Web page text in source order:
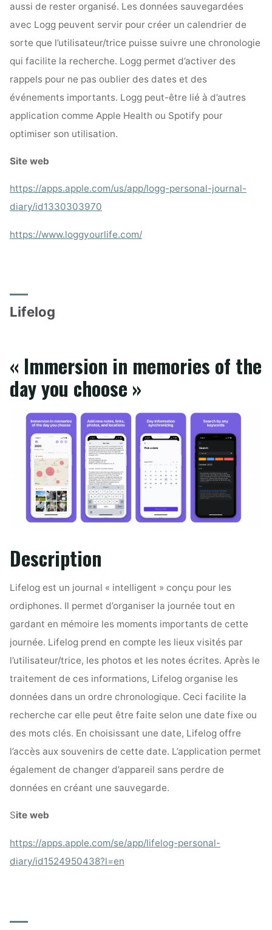
aussi de rester organisé. Les données sauvegardées
avec Logg peuvent servir pour créer un calendrier de
sorte que l’utilisateur/trice puisse suivre une chronologie
qui facilite la recherche. Logg permet d’activer des
rappels pour ne pas oublier des dates et des
événements importants. Logg peut-être lié à d’autres
application comme Apple Health ou Spotify pour
optimiser son utilisation.
Site web
https://apps.apple.com/us/app/logg-personal-journal-
diary/id1330303970
https://www.loggyourlife.com/
Lifelog
« Immersion in memories of the
day you choose »
Description
Lifelog est un journal « intelligent » conçu pour les
ordiphones. Il permet d’organiser la journée tout en
gardant en mémoire les moments importants de cette
journée. Lifelog prend en compte les lieux visités par
l’utilisateur/trice, les photos et les notes écrites. Après le
traitement de ces informations, Lifelog organise les
données dans un ordre chronologique. Ceci facilite la
recherche car elle peut être faite selon une date fixe ou
des mots clés. En choisissant une date, Lifelog offre
l’accès aux souvenirs de cette date. L’application permet
également de changer d’appareil sans perdre de
données en créant une sauvegarde.
Site web
https://apps.apple.com/se/app/lifelog-personal-
diary/id1524950438?l=en